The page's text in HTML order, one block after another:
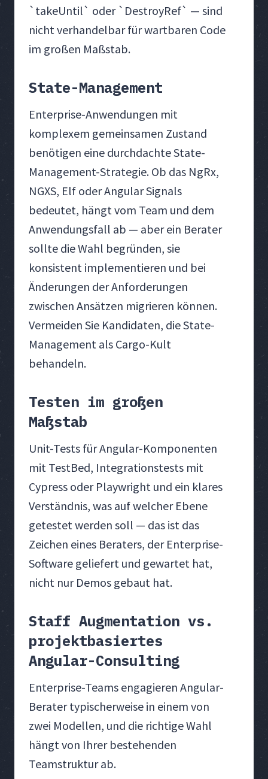
`takeUntil` oder `DestroyRef` — sind
nicht verhandelbar für wartbaren Code
im großen Maßstab.
State-Management
Enterprise-Anwendungen mit
komplexem gemeinsamen Zustand
benötigen eine durchdachte State-
Management-Strategie. Ob das NgRx,
NGXS, Elf oder Angular Signals
bedeutet, hängt vom Team und dem
Anwendungsfall ab — aber ein Berater
sollte die Wahl begründen, sie
konsistent implementieren und bei
Änderungen der Anforderungen
zwischen Ansätzen migrieren können.
Vermeiden Sie Kandidaten, die State-
Management als Cargo-Kult
behandeln.
Testen im großen
Maßstab
Unit-Tests für Angular-Komponenten
mit TestBed, Integrationstests mit
Cypress oder Playwright und ein klares
Verständnis, was auf welcher Ebene
getestet werden soll — das ist das
Zeichen eines Beraters, der Enterprise-
Software geliefert und gewartet hat,
nicht nur Demos gebaut hat.
Staff Augmentation vs.
projektbasiertes
Angular-Consulting
Enterprise-Teams engagieren Angular-
Berater typischerweise in einem von
zwei Modellen, und die richtige Wahl
hängt von Ihrer bestehenden
Teamstruktur ab.